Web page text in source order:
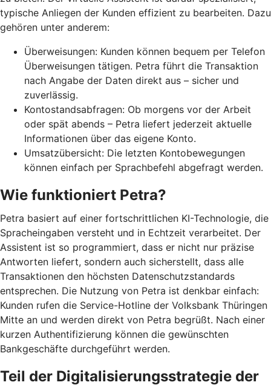
typische Anliegen der Kunden effizient zu bearbeiten. Dazu
gehören unter anderem:
Überweisungen: Kunden können bequem per Telefon
Überweisungen tätigen. Petra führt die Transaktion
nach Angabe der Daten direkt aus – sicher und
zuverlässig.
Kontostandsabfragen: Ob morgens vor der Arbeit
oder spät abends – Petra liefert jederzeit aktuelle
Informationen über das eigene Konto.
Umsatzübersicht: Die letzten Kontobewegungen
können einfach per Sprachbefehl abgefragt werden.
Wie funktioniert Petra?
Petra basiert auf einer fortschrittlichen KI-Technologie, die
Spracheingaben versteht und in Echtzeit verarbeitet. Der
Assistent ist so programmiert, dass er nicht nur präzise
Antworten liefert, sondern auch sicherstellt, dass alle
Transaktionen den höchsten Datenschutzstandards
entsprechen. Die Nutzung von Petra ist denkbar einfach:
Kunden rufen die Service-Hotline der Volksbank Thüringen
Mitte an und werden direkt von Petra begrüßt. Nach einer
kurzen Authentifizierung können die gewünschten
Bankgeschäfte durchgeführt werden.
Teil der Digitalisierungsstrategie der